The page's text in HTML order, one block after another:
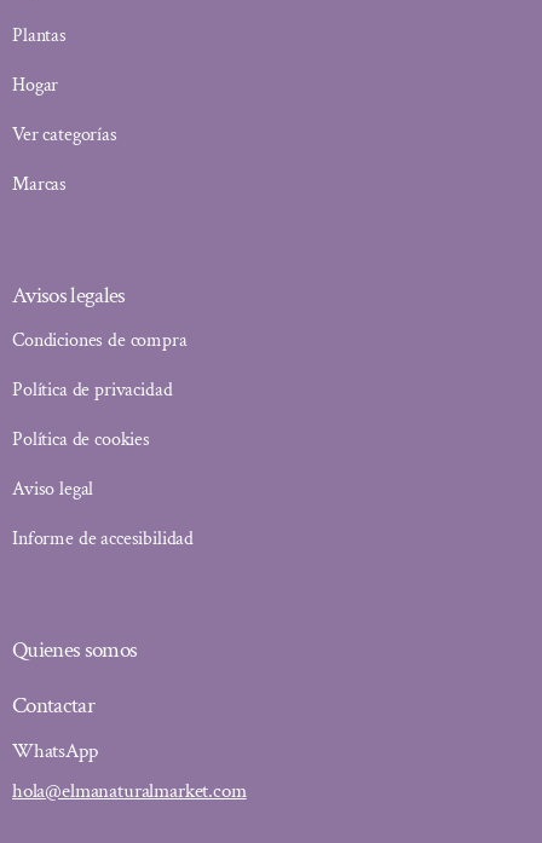
Plantas
Hogar
Ver categorías
Marcas
Avisos legales
Condiciones de compra
Política de privacidad
Política de cookies
Aviso legal
Informe de accesibilidad
Quienes somos
Contactar
WhatsApp
hola@elmanaturalmarket.com